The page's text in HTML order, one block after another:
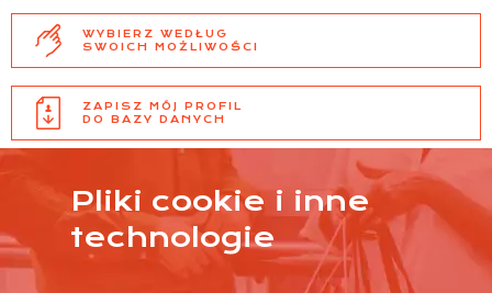
WYBIERZ WEDŁUG
SWOICH MOŻLIWOŚCI
ZAPISZ MÓJ PROFIL
DO BAZY DANYCH
CO MIESIĄC NA @
Pliki cookie i inne
technologie